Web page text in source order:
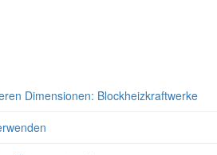
Dimensionen: Blockheizkraftwerke